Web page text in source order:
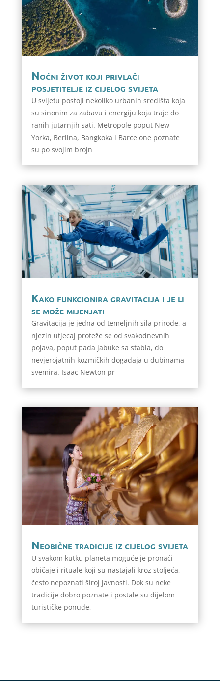
Noćni život koji privlači
posjetitelje iz cijelog svijeta
U svijetu postoji nekoliko urbanih središta koja
su sinonim za zabavu i energiju koja traje do
ranih jutarnjih sati. Metropole poput New
Yorka, Berlina, Bangkoka i Barcelone poznate
su po svojim brojn
Kako funkcionira gravitacija i je li
se može mijenjati
Gravitacija je jedna od temeljnih sila prirode, a
njezin utjecaj proteže se od svakodnevnih
pojava, poput pada jabuke sa stabla, do
nevjerojatnih kozmičkih događaja u dubinama
svemira. Isaac Newton pr
Neobične tradicije iz cijelog svijeta
U svakom kutku planeta moguće je pronaći
običaje i rituale koji su nastajali kroz stoljeća,
često nepoznati široj javnosti. Dok su neke
tradicije dobro poznate i postale su dijelom
turističke ponude,